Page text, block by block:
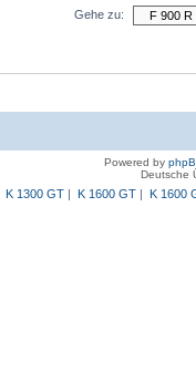
Gehe zu:
Powered by
Deutsche
K 1300 GT| K 1600 GT| K 1600